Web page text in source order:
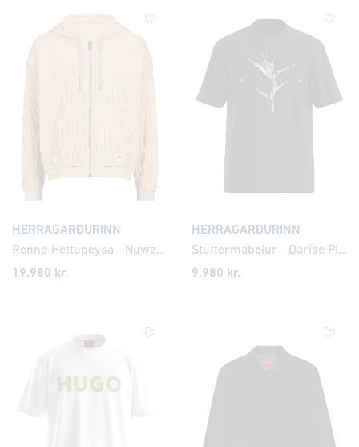
HERRAGARÐURINN
Rennd Hettupeysa - Nuwahood Knit Structure
19.980 kr.
HERRAGARÐURINN
Stuttermabolur - Darise Plant
9.980 kr.